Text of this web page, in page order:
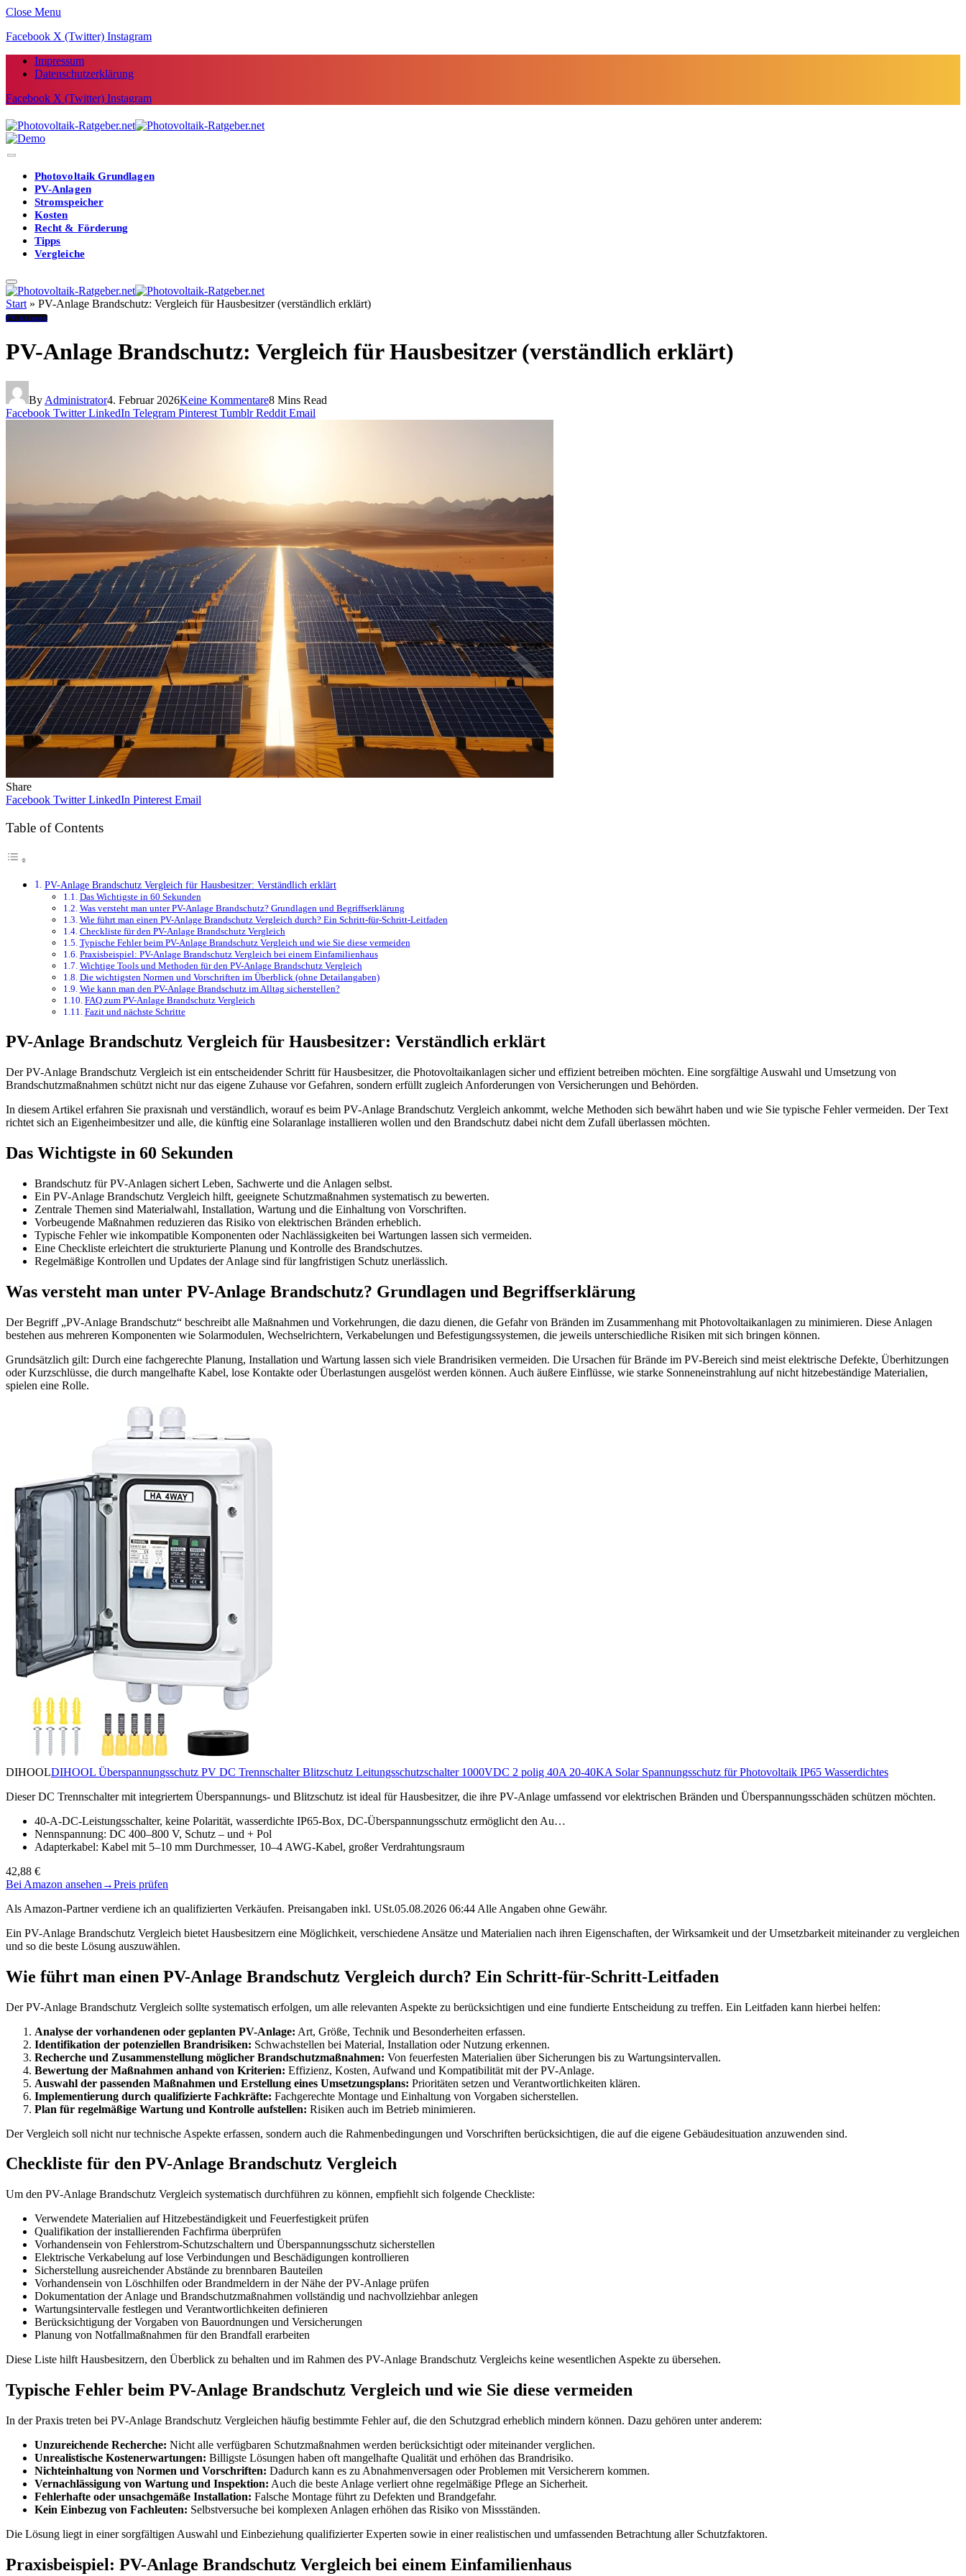
Close Menu
Facebook X (Twitter) Instagram
Impressum
Datenschutzerklärung
Facebook X (Twitter) Instagram
Photovoltaik Grundlagen
PV-Anlagen
Stromspeicher
Kosten
Recht & Förderung
Tipps
Vergleiche
Start » PV-Anlage Brandschutz: Vergleich für Hausbesitzer (verständlich erklärt)
PV-Anlagen
PV-Anlage Brandschutz: Vergleich für Hausbesitzer (verständlich erklärt)
By Administrator4. Februar 2026Keine Kommentare8 Mins Read
Facebook Twitter LinkedIn Telegram Pinterest Tumblr Reddit Email
Share
Facebook Twitter LinkedIn Pinterest Email
Table of Contents
PV-Anlage Brandschutz Vergleich für Hausbesitzer: Verständlich erklärt
Das Wichtigste in 60 Sekunden
Was versteht man unter PV-Anlage Brandschutz? Grundlagen und Begriffserklärung
Wie führt man einen PV-Anlage Brandschutz Vergleich durch? Ein Schritt-für-Schritt-Leitfaden
Checkliste für den PV-Anlage Brandschutz Vergleich
Typische Fehler beim PV-Anlage Brandschutz Vergleich und wie Sie diese vermeiden
Praxisbeispiel: PV-Anlage Brandschutz Vergleich bei einem Einfamilienhaus
Wichtige Tools und Methoden für den PV-Anlage Brandschutz Vergleich
Die wichtigsten Normen und Vorschriften im Überblick (ohne Detailangaben)
Wie kann man den PV-Anlage Brandschutz im Alltag sicherstellen?
FAQ zum PV-Anlage Brandschutz Vergleich
Fazit und nächste Schritte
PV-Anlage Brandschutz Vergleich für Hausbesitzer: Verständlich erklärt
Der PV-Anlage Brandschutz Vergleich ist ein entscheidender Schritt für Hausbesitzer, die Photovoltaikanlagen sicher und effizient betreiben möchten. Eine sorgfältige Auswahl und Umsetzung von
Brandschutzmaßnahmen schützt nicht nur das eigene Zuhause vor Gefahren, sondern erfüllt zugleich Anforderungen von Versicherungen und Behörden.
In diesem Artikel erfahren Sie praxisnah und verständlich, worauf es beim PV-Anlage Brandschutz Vergleich ankommt, welche Methoden sich bewährt haben und wie Sie typische Fehler vermeiden. Der Text
richtet sich an Eigenheimbesitzer und alle, die künftig eine Solaranlage installieren wollen und den Brandschutz dabei nicht dem Zufall überlassen möchten.
Das Wichtigste in 60 Sekunden
Brandschutz für PV-Anlagen sichert Leben, Sachwerte und die Anlagen selbst.
Ein PV-Anlage Brandschutz Vergleich hilft, geeignete Schutzmaßnahmen systematisch zu bewerten.
Zentrale Themen sind Materialwahl, Installation, Wartung und die Einhaltung von Vorschriften.
Vorbeugende Maßnahmen reduzieren das Risiko von elektrischen Bränden erheblich.
Typische Fehler wie inkompatible Komponenten oder Nachlässigkeiten bei Wartungen lassen sich vermeiden.
Eine Checkliste erleichtert die strukturierte Planung und Kontrolle des Brandschutzes.
Regelmäßige Kontrollen und Updates der Anlage sind für langfristigen Schutz unerlässlich.
Was versteht man unter PV-Anlage Brandschutz? Grundlagen und Begriffserklärung
Der Begriff „PV-Anlage Brandschutz“ beschreibt alle Maßnahmen und Vorkehrungen, die dazu dienen, die Gefahr von Bränden im Zusammenhang mit Photovoltaikanlagen zu minimieren. Diese Anlagen
bestehen aus mehreren Komponenten wie Solarmodulen, Wechselrichtern, Verkabelungen und Befestigungssystemen, die jeweils unterschiedliche Risiken mit sich bringen können.
Grundsätzlich gilt: Durch eine fachgerechte Planung, Installation und Wartung lassen sich viele Brandrisiken vermeiden. Die Ursachen für Brände im PV-Bereich sind meist elektrische Defekte, Überhitzungen
oder Kurzschlüsse, die durch mangelhafte Kabel, lose Kontakte oder Überlastungen ausgelöst werden können. Auch äußere Einflüsse, wie starke Sonneneinstrahlung auf nicht hitzebeständige Materialien,
spielen eine Rolle.
DIHOOLDIHOOL Überspannungsschutz PV DC Trennschalter Blitzschutz Leitungsschutzschalter 1000VDC 2 polig 40A 20-40KA Solar Spannungsschutz für Photovoltaik IP65 Wasserdichtes
Dieser DC Trennschalter mit integriertem Überspannungs- und Blitzschutz ist ideal für Hausbesitzer, die ihre PV-Anlage umfassend vor elektrischen Bränden und Überspannungsschäden schützen möchten.
40-A-DC-Leistungsschalter, keine Polarität, wasserdichte IP65-Box, DC-Überspannungsschutz ermöglicht den Au…
Nennspannung: DC 400–800 V, Schutz – und + Pol
Adapterkabel: Kabel mit 5–10 mm Durchmesser, 10–4 AWG-Kabel, großer Verdrahtungsraum
42,88 €
Bei Amazon ansehen →Preis prüfen
Als Amazon-Partner verdiene ich an qualifizierten Verkäufen. Preisangaben inkl. USt.05.08.2026 06:44 Alle Angaben ohne Gewähr.
Ein PV-Anlage Brandschutz Vergleich bietet Hausbesitzern eine Möglichkeit, verschiedene Ansätze und Materialien nach ihren Eigenschaften, der Wirksamkeit und der Umsetzbarkeit miteinander zu vergleichen
und so die beste Lösung auszuwählen.
Wie führt man einen PV-Anlage Brandschutz Vergleich durch? Ein Schritt-für-Schritt-Leitfaden
Der PV-Anlage Brandschutz Vergleich sollte systematisch erfolgen, um alle relevanten Aspekte zu berücksichtigen und eine fundierte Entscheidung zu treffen. Ein Leitfaden kann hierbei helfen:
Analyse der vorhandenen oder geplanten PV-Anlage: Art, Größe, Technik und Besonderheiten erfassen.
Identifikation der potenziellen Brandrisiken: Schwachstellen bei Material, Installation oder Nutzung erkennen.
Recherche und Zusammenstellung möglicher Brandschutzmaßnahmen: Von feuerfesten Materialien über Sicherungen bis zu Wartungsintervallen.
Bewertung der Maßnahmen anhand von Kriterien: Effizienz, Kosten, Aufwand und Kompatibilität mit der PV-Anlage.
Auswahl der passenden Maßnahmen und Erstellung eines Umsetzungsplans: Prioritäten setzen und Verantwortlichkeiten klären.
Implementierung durch qualifizierte Fachkräfte: Fachgerechte Montage und Einhaltung von Vorgaben sicherstellen.
Plan für regelmäßige Wartung und Kontrolle aufstellen: Risiken auch im Betrieb minimieren.
Der Vergleich soll nicht nur technische Aspekte erfassen, sondern auch die Rahmenbedingungen und Vorschriften berücksichtigen, die auf die eigene Gebäudesituation anzuwenden sind.
Checkliste für den PV-Anlage Brandschutz Vergleich
Um den PV-Anlage Brandschutz Vergleich systematisch durchführen zu können, empfiehlt sich folgende Checkliste:
Verwendete Materialien auf Hitzebeständigkeit und Feuerfestigkeit prüfen
Qualifikation der installierenden Fachfirma überprüfen
Vorhandensein von Fehlerstrom-Schutzschaltern und Überspannungsschutz sicherstellen
Elektrische Verkabelung auf lose Verbindungen und Beschädigungen kontrollieren
Sicherstellung ausreichender Abstände zu brennbaren Bauteilen
Vorhandensein von Löschhilfen oder Brandmeldern in der Nähe der PV-Anlage prüfen
Dokumentation der Anlage und Brandschutzmaßnahmen vollständig und nachvollziehbar anlegen
Wartungsintervalle festlegen und Verantwortlichkeiten definieren
Berücksichtigung der Vorgaben von Bauordnungen und Versicherungen
Planung von Notfallmaßnahmen für den Brandfall erarbeiten
Diese Liste hilft Hausbesitzern, den Überblick zu behalten und im Rahmen des PV-Anlage Brandschutz Vergleichs keine wesentlichen Aspekte zu übersehen.
Typische Fehler beim PV-Anlage Brandschutz Vergleich und wie Sie diese vermeiden
In der Praxis treten bei PV-Anlage Brandschutz Vergleichen häufig bestimmte Fehler auf, die den Schutzgrad erheblich mindern können. Dazu gehören unter anderem:
Unzureichende Recherche: Nicht alle verfügbaren Schutzmaßnahmen werden berücksichtigt oder miteinander verglichen.
Unrealistische Kostenerwartungen: Billigste Lösungen haben oft mangelhafte Qualität und erhöhen das Brandrisiko.
Nichteinhaltung von Normen und Vorschriften: Dadurch kann es zu Abnahmenversagen oder Problemen mit Versicherern kommen.
Vernachlässigung von Wartung und Inspektion: Auch die beste Anlage verliert ohne regelmäßige Pflege an Sicherheit.
Fehlerhafte oder unsachgemäße Installation: Falsche Montage führt zu Defekten und Brandgefahr.
Kein Einbezug von Fachleuten: Selbstversuche bei komplexen Anlagen erhöhen das Risiko von Missständen.
Die Lösung liegt in einer sorgfältigen Auswahl und Einbeziehung qualifizierter Experten sowie in einer realistischen und umfassenden Betrachtung aller Schutzfaktoren.
Praxisbeispiel: PV-Anlage Brandschutz Vergleich bei einem Einfamilienhaus